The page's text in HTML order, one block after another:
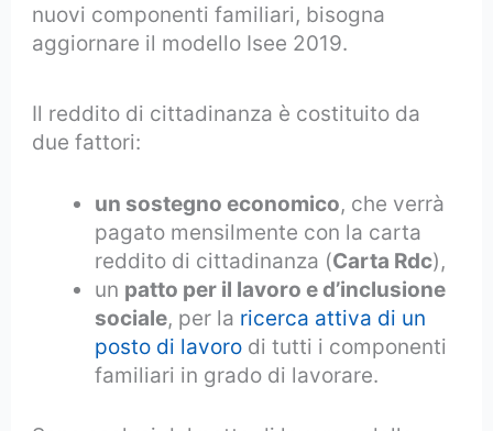
nuovi componenti familiari, bisogna
aggiornare il modello Isee 2019.
Il reddito di cittadinanza è costituito da
due fattori:
un sostegno economico, che verrà
pagato mensilmente con la carta
reddito di cittadinanza (Carta Rdc),
un patto per il lavoro e d’inclusione
sociale, per la ricerca attiva di un
posto di lavoro di tutti i componenti
familiari in grado di lavorare.